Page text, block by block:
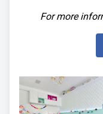
For more